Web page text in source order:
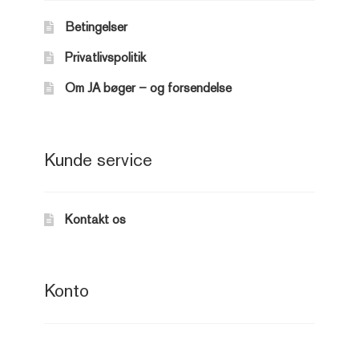
Betingelser
Privatlivspolitik
Om JA bøger – og forsendelse
Kunde service
Kontakt os
Konto